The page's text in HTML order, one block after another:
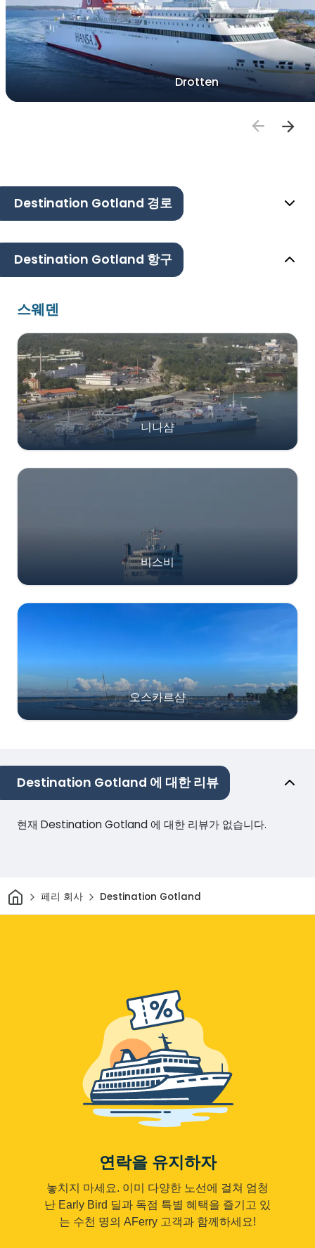
Drotten
Destination Gotland 경로
Destination Gotland 항구
스웨덴
니나샴
비스비
오스카르샴
Destination Gotland 에 대한 리뷰
현재 Destination Gotland 에 대한 리뷰가 없습니다.
집 페리 회사 Destination Gotland
연락을 유지하자
놓치지 마세요. 이미 다양한 노선에 걸쳐 엄청
난 Early Bird 딜과 독점 특별 혜택을 즐기고 있
는 수천 명의 AFerry 고객과 함께하세요!